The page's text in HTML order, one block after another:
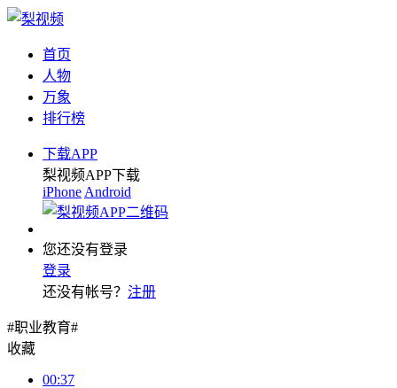
首页
人物
万象
排行榜
下载APP
梨视频APP下载
iPhone Android
您还没有登录
登录
还没有帐号？ 注册
#职业教育#
收藏
00:37